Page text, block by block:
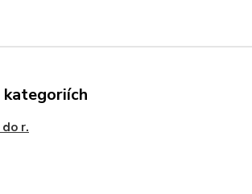
kategoriích
r.